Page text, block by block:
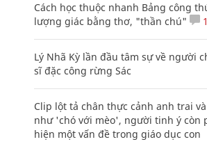
Cách học thuộc nhanh Bảng công
lượng giác bằng thơ, "thần chú"
Lý Nhã Kỳ lần đầu tâm sự về người
sĩ đặc công rừng Sác
Clip lột tả chân thực cảnh anh trai
như 'chó với mèo', người tinh ý còn
hiện một vấn đề trong giáo dục con